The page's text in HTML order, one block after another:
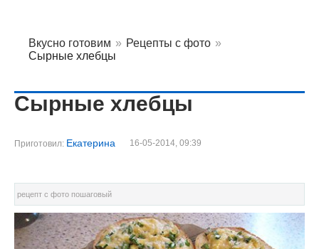
Вкусно готовим » Рецепты с фото »
Сырные хлебцы
Сырные хлебцы
Приготовил: Екатерина 16-05-2014, 09:39
рецепт с фото пошаговый